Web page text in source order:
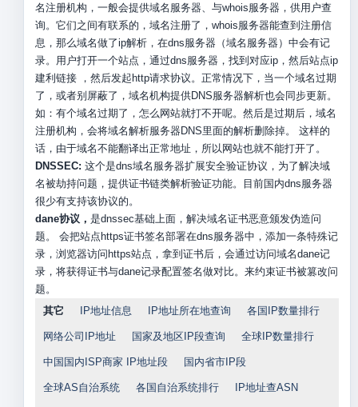
名注册机构，一般会提供域名服务器、与whois服务器，供用户查
询。它们之间有联系的，域名注册了，whois服务器能查到注册信
息，那么域名做了ip解析，在dns服务器（域名服务器）中会有记
录。用户打开一个站点，通过dns服务器，找到对应ip，然后站点ip
建利链接 ，然后发起http请求协议。正常情况下，当一个域名过期
了，或者别屏蔽了，域名机构提供DNS服务器解析也会同步更新。
如：有个域名过期了，怎么网站就打不开呢。然后是过期后，域名
注册机构，会将域名解析服务器DNS里面的解析删除掉。 这样的
话，由于域名不能翻译出正常地址，所以网站也就不能打开了。
DNSSEC: 这个是dns域名服务器扩展安全验证协议，为了解决域
名被劫持问题，提供证书链类解析验证功能。目前国内dns服务器
很少有支持该协议的。
dane协议， 是dnssec基础上面，解决域名证书恶意颁发伪造问
题。 会把站点https证书签名部署在dns服务器中，添加一条特殊记
录，浏览器访问https站点，拿到证书后，会通过访问域名dane记
录，将获得证书与dane记录配置签名做对比。来约束证书被篡改问
题。
其它
IP地址信息 IP地址所在地查询 各国IP数量排行
网络公司IP地址 国家及地区IP段查询 全球IP数量排行
中国国内ISP商家 IP地址段 国内省市IP段
全球AS自治系统 各国自治系统排行 IP地址查ASN